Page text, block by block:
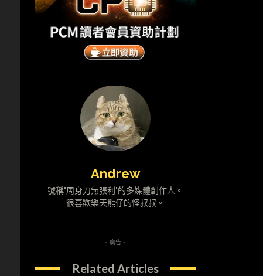
Andrew
號稱"周身刀無張利"的多媒體創作人。
很喜歡樂天熊仔的怪叔叔。
- 廣告 -
Related Articles